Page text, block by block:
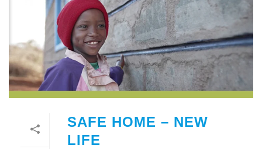
SAFE HOME – NEW
LIFE